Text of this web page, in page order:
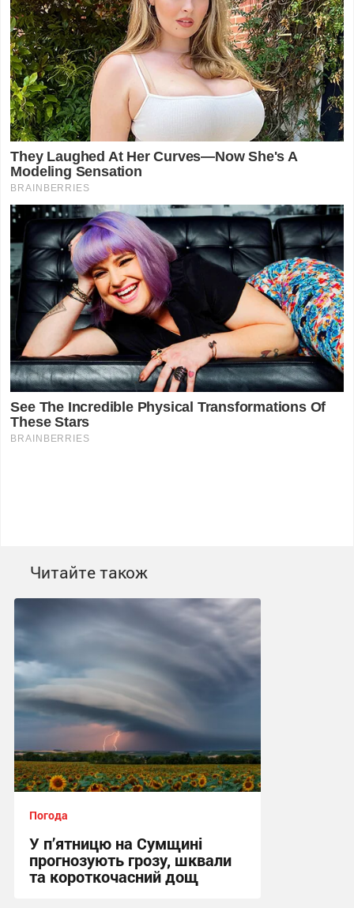
Читайте також
Погода
У п’ятницю на Сумщині
прогнозують грозу, шквали
та короткочасний дощ